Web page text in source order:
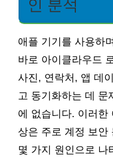
인 분석
애플 기기를 사용하
바로 아이클라우드
사진, 연락처, 앱 데
고 동기화하는 데 문
에 없습니다. 이러한
상은 주로 계정 보안
몇 가지 원인으로 나